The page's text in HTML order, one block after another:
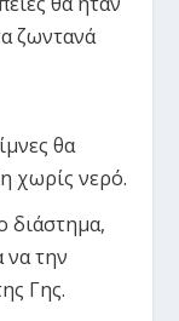
ζωντανά
θα
χωρίς νερό.
διάστημα,
την
Γης.